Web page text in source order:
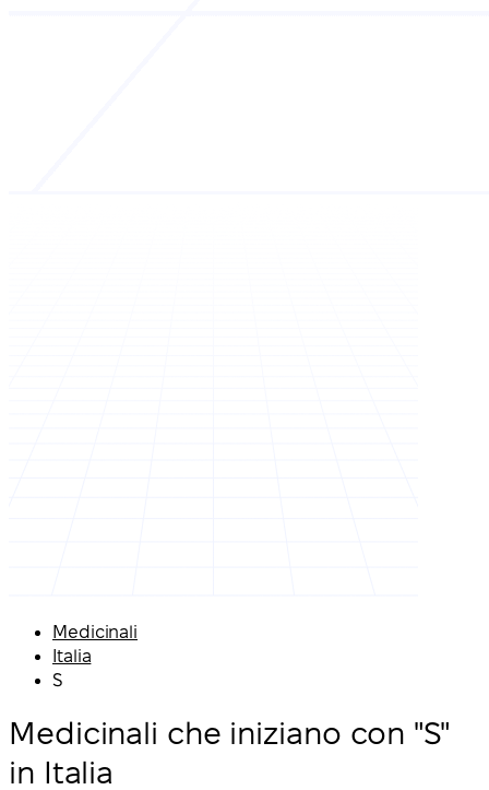
Medicinali
Italia
S
Medicinali che iniziano con "S"
in Italia